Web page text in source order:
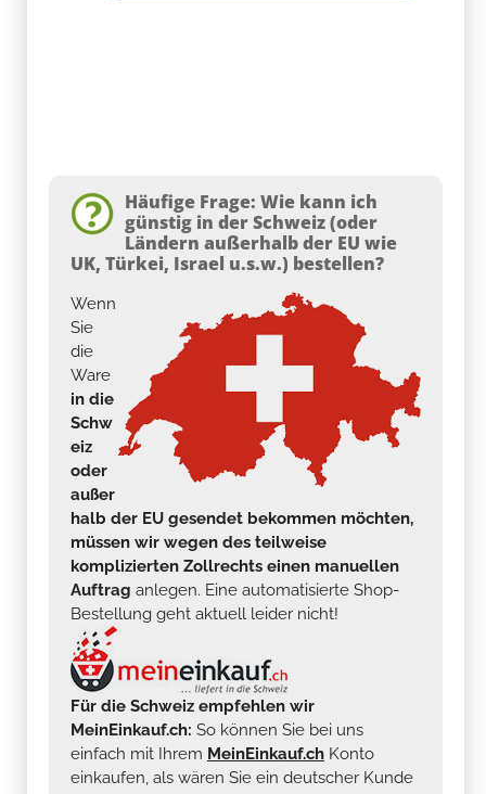
Häufige Frage: Wie kann ich
günstig in der Schweiz (oder
Ländern außerhalb der EU wie
UK, Türkei, Israel u.s.w.) bestellen?
Wenn
Sie
die
Ware
in die
Schw
eiz
oder
außer
halb der EU gesendet bekommen möchten,
müssen wir wegen des teilweise
komplizierten Zollrechts einen manuellen
Auftrag anlegen. Eine automatisierte Shop-
Bestellung geht aktuell leider nicht!
Für die Schweiz empfehlen wir
MeinEinkauf.ch: So können Sie bei uns
einfach mit Ihrem MeinEinkauf.ch Konto
einkaufen, als wären Sie ein deutscher Kunde